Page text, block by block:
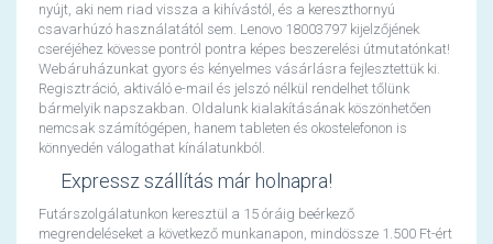
nyújt, aki nem riad vissza a kihívástól, és a kereszthornyú
csavarhúzó használatától sem. Lenovo 18003797 kijelzőjének
cseréjéhez kövesse pontról pontra képes beszerelési útmutatónkat!
Webáruházunkat gyors és kényelmes vásárlásra fejlesztettük ki.
Regisztráció, aktiváló e-mail és jelszó nélkül rendelhet tőlünk
bármelyik napszakban. Oldalunk kialakításának köszönhetően
nemcsak számítógépen, hanem tableten és okostelefonon is
könnyedén válogathat kínálatunkból.
Expressz szállítás már holnapra!
Futárszolgálatunkon keresztül a 15 óráig beérkező
megrendeléseket a következő munkanapon, mindössze 1.500 Ft-ért